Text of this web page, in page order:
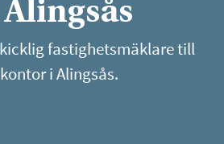
fastighetsmäklare till
i Alingsås.